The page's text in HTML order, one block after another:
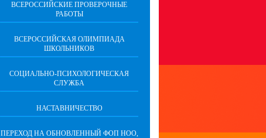
ВСЕРОССИЙСКИЕ ПРОВЕРОЧНЫЕ
РАБОТЫ
ВСЕРОССИЙСКАЯ ОЛИМПИАДА
ШКОЛЬНИКОВ
СОЦИАЛЬНО-ПСИХОЛОГИЧЕСКАЯ
СЛУЖБА
НАСТАВНИЧЕСТВО
ПЕРЕХОД НА ОБНОВЛЕННЫЙ ФОП НОО,